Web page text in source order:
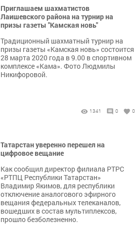
Приглашаем шахматистов
Лаишевского района на турнир на
призы газеты "Камская новь"
Традиционный шахматный турнир на
призы газеты «Камская новь» состоится
28 марта 2020 года в 9.00 в спортивном
комплексе «Кама». Фото Людмилы
Никифоровой.
1341 0 0
Татарстан уверенно перешел на
цифровое вещание
Как сообщил директор филиала РТРС
«РТПЦ Республики Татарстан»
Владимир Якимов, для республики
отключение аналогового эфирного
вещания федеральных телеканалов,
вошедших в состав мультиплексов,
прошло безболезненно.